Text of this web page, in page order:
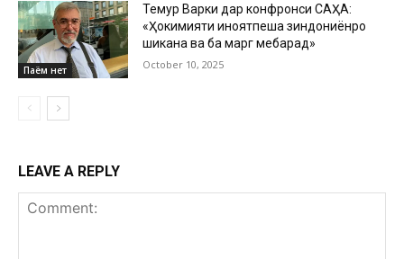
Паём нет
Темур Варки дар конфронси САҲА:
«Ҳокимияти ҷиноятпеша зиндониёнро
шиканҷа ва ба марг мебарад»
October 10, 2025
LEAVE A REPLY